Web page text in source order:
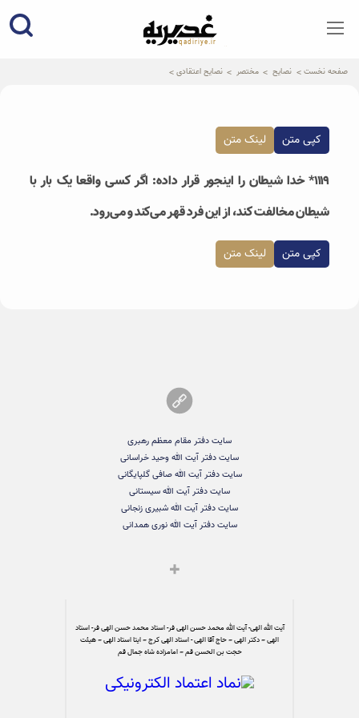
qadiriye.ir
نشریه ی غدیریه-بیانات استاد
صفحه نخست نصایح مختصر نصایح اعتقادی
کپی متن لینک متن
۱۱۱۹* خدا شیطان را اینجور قرار داده: اگر کسی واقعا یک بار با
شیطان مخالفت کند، از این فرد قهر می‌کند و می‌رود.
کپی متن لینک متن
سایت دفتر مقام معظم رهبری
سایت دفتر آیت الله وحید خراسانی
سایت دفتر آیت الله صافی گلپایگانی
سایت دفتر آیت الله سیستانی
سایت دفتر آیت الله شبیری زنجانی
سایت دفتر آیت الله نوری همدانی
آیت الله الهی- آیت الله محمد حسن الهی فر- استاد محمد حسن الهی فر- استاد
الهی – دکتر الهی – حاج آقا الهی - استاد الهی کرج – ایتا استاد الهی – هیئت
حجت بن الحسن قم – امامزاده شاه جمال قم